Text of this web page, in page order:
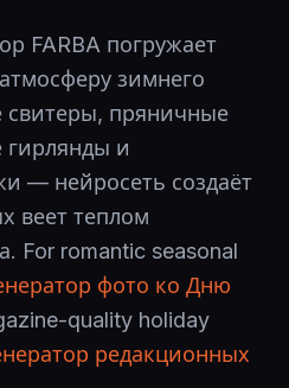
FARBA погружает
зимнего
пряничные
и
— нейросеть создаёт
веет теплом
For romantic seasonal
фото ко Дню
quality holiday
редакционных